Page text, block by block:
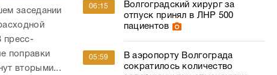
заседании
пресс-
поправки
вторыми...
06:15
Волгоградский хирург за
отпуск принял в ЛНР 500
пациентов
05:59
В аэропорту Волгограда
сократилось количество